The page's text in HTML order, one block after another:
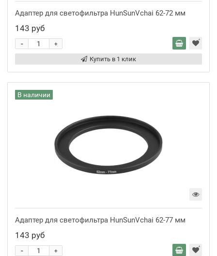
Адаптер для светофильтра HunSunVchai 62-72 мм
143 руб
+
-
Купить в 1 клик
В наличии
Адаптер для светофильтра HunSunVchai 62-77 мм
143 руб
+
-